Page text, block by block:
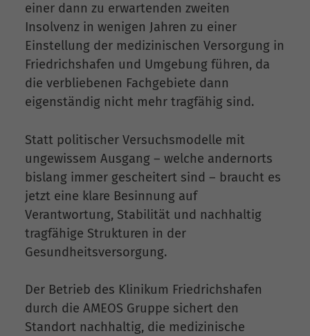
einer dann zu erwartenden zweiten
Insolvenz in wenigen Jahren zu einer
Einstellung der medizinischen Versorgung in
Friedrichshafen und Umgebung führen, da
die verbliebenen Fachgebiete dann
eigenständig nicht mehr tragfähig sind.
Statt politischer Versuchsmodelle mit
ungewissem Ausgang – welche andernorts
bislang immer gescheitert sind – braucht es
jetzt eine klare Besinnung auf
Verantwortung, Stabilität und nachhaltig
tragfähige Strukturen in der
Gesundheitsversorgung.
Der Betrieb des Klinikum Friedrichshafen
durch die AMEOS Gruppe sichert den
Standort nachhaltig, die medizinische